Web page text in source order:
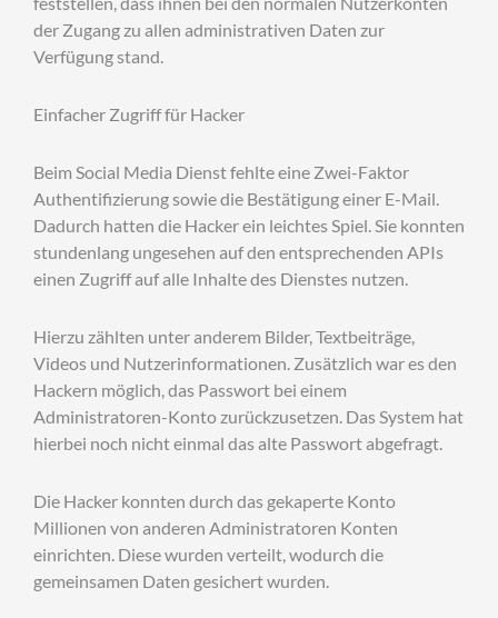
der Zugang zu allen administrativen Daten zur
Verfügung stand.
Einfacher Zugriff für Hacker
Beim Social Media Dienst fehlte eine Zwei-Faktor
Authentifizierung sowie die Bestätigung einer E-Mail.
Dadurch hatten die Hacker ein leichtes Spiel. Sie konnten
stundenlang ungesehen auf den entsprechenden APIs
einen Zugriff auf alle Inhalte des Dienstes nutzen.
Hierzu zählten unter anderem Bilder, Textbeiträge,
Videos und Nutzerinformationen. Zusätzlich war es den
Hackern möglich, das Passwort bei einem
Administratoren-Konto zurückzusetzen. Das System hat
hierbei noch nicht einmal das alte Passwort abgefragt.
Die Hacker konnten durch das gekaperte Konto
Millionen von anderen Administratoren Konten
einrichten. Diese wurden verteilt, wodurch die
gemeinsamen Daten gesichert wurden.